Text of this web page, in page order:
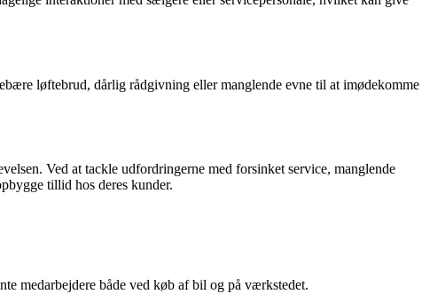
løftebrud, dårlig rådgivning eller manglende evne til at imødekomme
Ved at tackle udfordringerne med forsinket service, manglende
tillid hos deres kunder.
medarbejdere både ved køb af bil og på værkstedet.